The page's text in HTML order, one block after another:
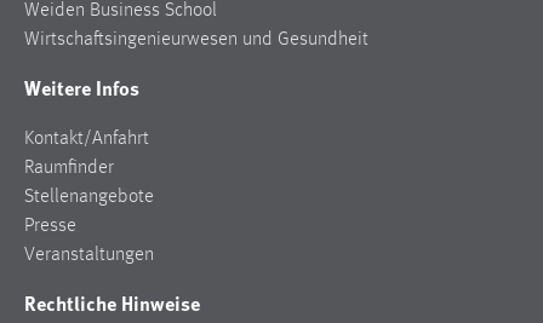
Weiden Business School
Wirtschaftsingenieurwesen und Gesundheit
Weitere Infos
Kontakt/Anfahrt
Raumfinder
Stellenangebote
Presse
Veranstaltungen
Rechtliche Hinweise
Vimeo